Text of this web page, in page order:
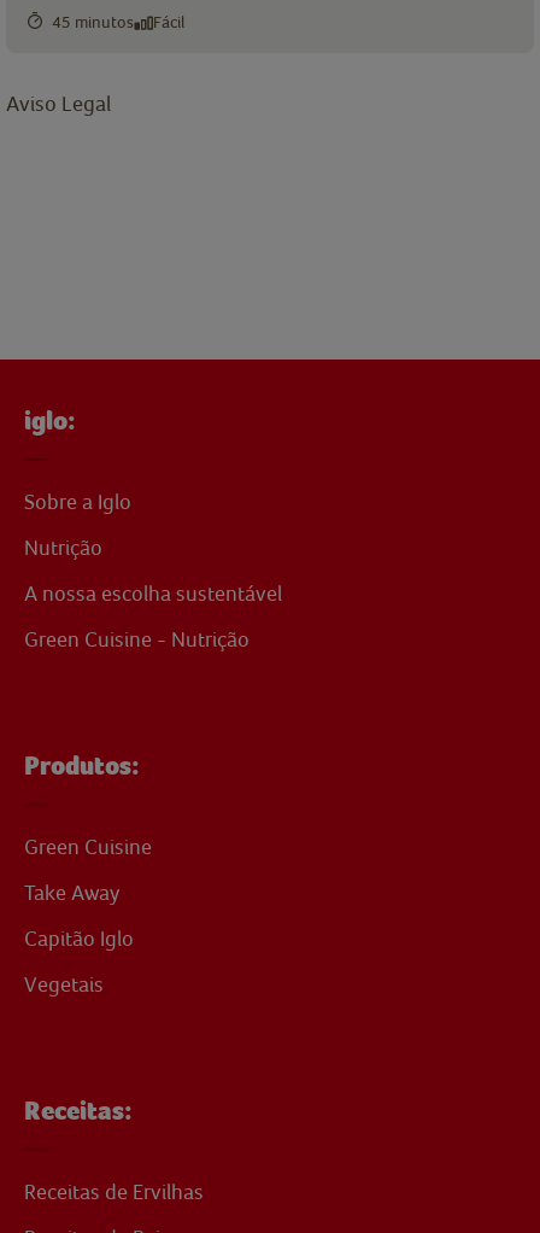
45 minutos Fácil
Aviso Legal
iglo:
Sobre a Iglo
Nutrição
A nossa escolha sustentável
Green Cuisine - Nutrição
Produtos:
Green Cuisine
Take Away
Capitão Iglo
Vegetais
Receitas:
Receitas de Ervilhas